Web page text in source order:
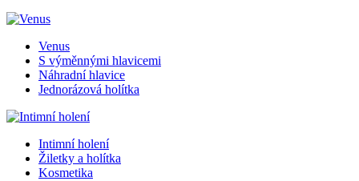
Venus
S výměnnými hlavicemi
Náhradní hlavice
Jednorázová holítka
Intimní holení
Žiletky a holítka
Kosmetika